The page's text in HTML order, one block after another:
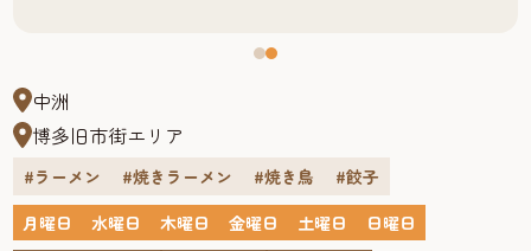
中洲
博多旧市街エリア
#ラーメン #焼きラーメン #焼き鳥
#餃子
月曜日
水曜日 木曜日 金曜日 土曜日
日曜日